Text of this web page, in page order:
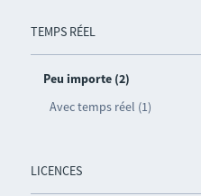
TEMPS RÉEL
Peu importe (2)
Avec temps réel (1)
LICENCES